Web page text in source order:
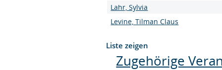
Lahr, Sylvia
Levine, Tilman Claus
Liste zeigen
Zugehörige